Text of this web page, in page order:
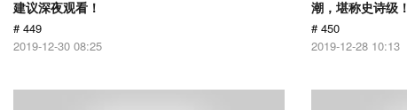
建议深夜观看！
# 449
2019-12-30 08:25
潮，堪称史诗级！
# 450
2019-12-28 10:13